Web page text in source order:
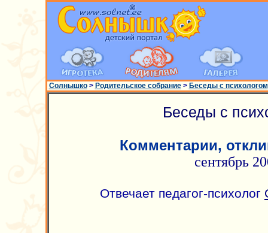
Солнышко> Родительское собрание> Беседы с психологом
Беседы с
Комментарии,
сентябрь
Отвечает педагог-психолог